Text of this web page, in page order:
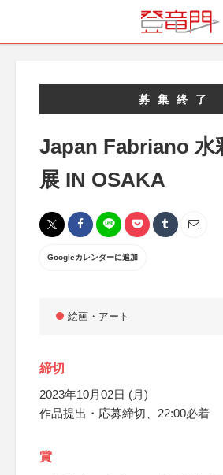
募集終了
Japan Fabriano 水
展 IN OSAKA
Googleカレンダーに追加
絵画・アート
締切
2023年10月02日 (月)
作品提出・応募締切、22:00必着
賞